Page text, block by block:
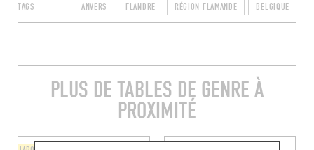
TAGS ANVERS FLANDRE RÉGION FLAMANDE BELGIQUE
PLUS DE TABLES DE GENRE À
PROXIMITÉ